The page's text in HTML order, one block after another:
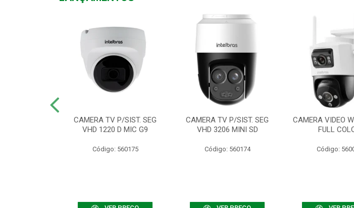
CAMERA TV P/SIST. SEG
VHD 1220 D MIC G9
Código: 560175
CAMERA TV P/SIST. SEG
VHD 3206 MINI SD
Código: 560174
CAMERA VIDEO
FULL
Código: